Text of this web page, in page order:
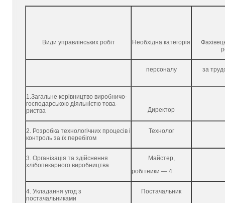
Види управлінських робіт Необхідна категорія
персоналу за
1.Загальне керівництво виробничо-
господарською діяльністю това­
риства
Директор
2. Розробка технологічних процесів і
контроль за їх перебігом
Технолог
3. Організація та здійснення
хлібопекарного виробництва
Майстер,
робітники — 4
4. Укладання угод з
постачальниками
Постачальник